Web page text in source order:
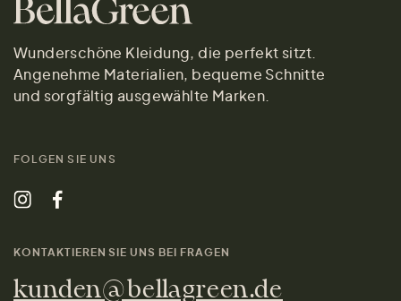
Wunderschöne Kleidung, die perfekt sitzt.
Angenehme Materialien, bequeme Schnitte
und sorgfältig ausgewählte Marken.
FOLGEN SIE UNS
KONTAKTIEREN SIE UNS BEI FRAGEN
kunden@bellagreen.de